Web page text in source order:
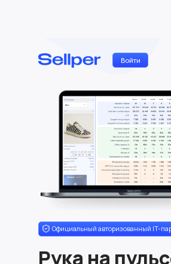
Официальный авторизованный IT-
Рука на
Войти